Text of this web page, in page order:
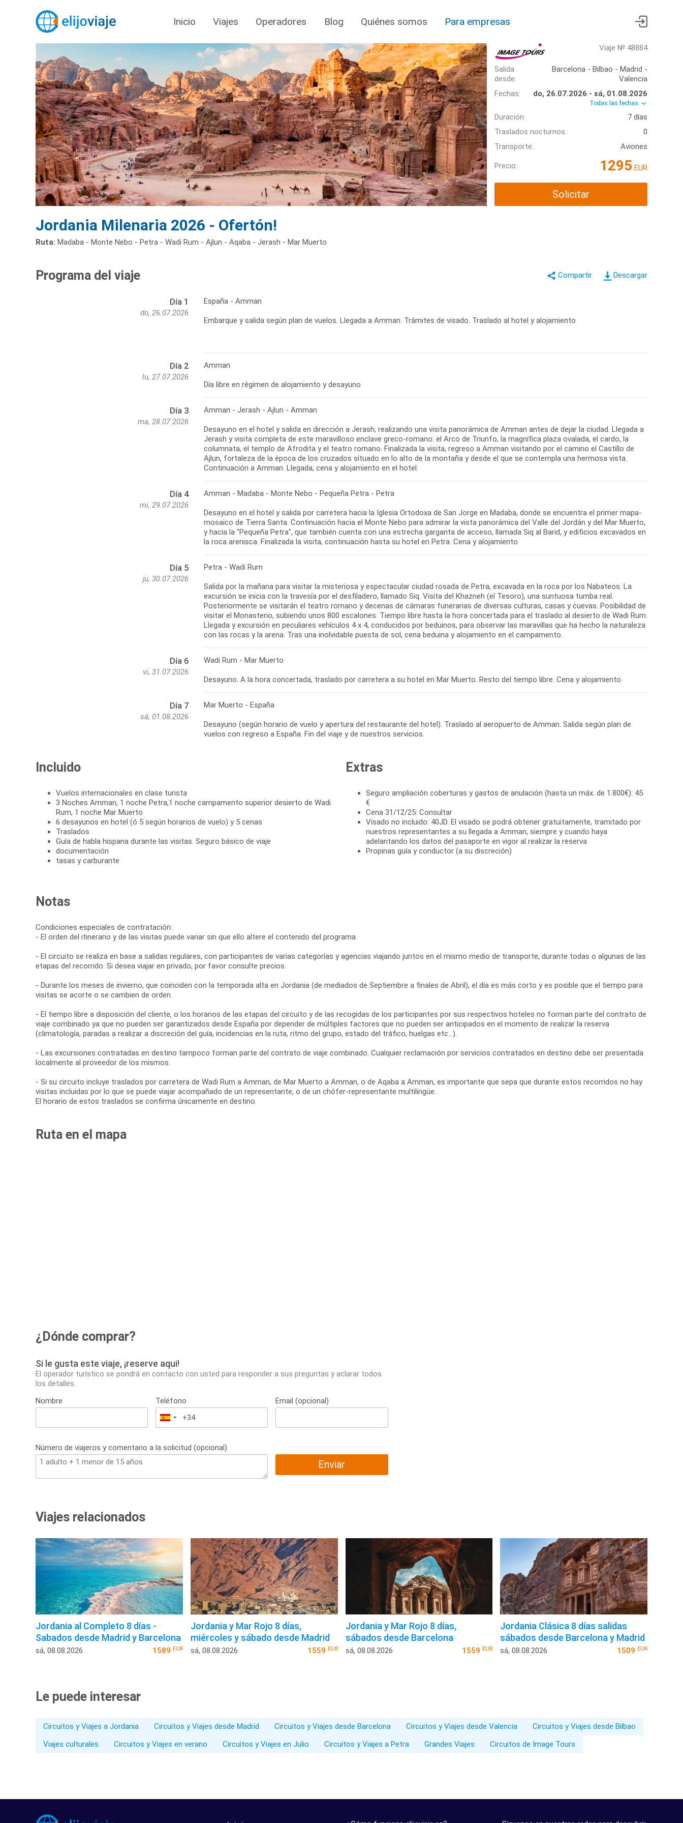
Inicio Viajes Operadores Blog Quiénes somos Para empresas
Viaje № 48884
Salida
desde:
Barcelona - Bilbao - Madrid -
Valencia
Fechas:
do, 26.07.2026 - sá, 01.08.2026
Todas las fechas
Duración:
7 días
Traslados nocturnos:
0
Transporte:
Aviones
Precio: 1295 EUR
Solicitar
Jordania Milenaria 2026 - Ofertón!
Ruta: Madaba - Monte Nebo - Petra - Wadi Rum - Ajlun - Aqaba - Jerash - Mar Muerto
Descargar
Programa del viaje
Día 1
do, 26.07.2026
España - Amman
Embarque y salida según plan de vuelos. Llegada a Amman. Trámites de visado. Traslado al hotel y alojamiento
Día 2
lu, 27.07.2026
Amman
Día libre en régimen de alojamiento y desayuno
Día 3
ma, 28.07.2026
Amman - Jerash - Ajlun - Amman
Desayuno en el hotel y salida en dirección a Jerash, realizando una visita panorámica de Amman antes de dejar la ciudad. Llegada a
Jerash y visita completa de este maravilloso enclave greco-romano: el Arco de Triunfo, la magnífica plaza ovalada, el cardo, la
columnata, el templo de Afrodita y el teatro romano. Finalizada la visita, regreso a Amman visitando por el camino el Castillo de
Ajlun, fortaleza de la época de los cruzados situado en lo alto de la montaña y desde el que se contempla una hermosa vista.
Continuación a Amman. Llegada, cena y alojamiento en el hotel.
Día 4
mi, 29.07.2026
Amman - Madaba - Monte Nebo - Pequeña Petra - Petra
Desayuno en el hotel y salida por carretera hacia la Iglesia Ortodoxa de San Jorge en Madaba, donde se encuentra el primer mapa-
mosaico de Tierra Santa. Continuación hacia el Monte Nebo para admirar la vista panorámica del Valle del Jordán y del Mar Muerto,
y hacia la "Pequeña Petra", que también cuenta con una estrecha garganta de acceso, llamada Siq al Barid, y edificios excavados en
la roca arenisca. Finalizada la visita, continuación hasta su hotel en Petra. Cena y alojamiento
Día 5
ju, 30.07.2026
Petra - Wadi Rum
Salida por la mañana para visitar la misteriosa y espectacular ciudad rosada de Petra, excavada en la roca por los Nabateos. La
excursión se inicia con la travesía por el desfiladero, llamado Siq. Visita del Khazneh (el Tesoro), una suntuosa tumba real.
Posteriormente se visitarán el teatro romano y decenas de cámaras funerarias de diversas culturas, casas y cuevas. Posibilidad de
visitar el Monasterio, subiendo unos 800 escalones. Tiempo libre hasta la hora concertada para el traslado al desierto de Wadi Rum.
Llegada y excursión en peculiares vehículos 4 x 4, conducidos por beduinos, para observar las maravillas que ha hecho la naturaleza
con las rocas y la arena. Tras una inolvidable puesta de sol, cena beduina y alojamiento en el campamento.
Día 6
vi, 31.07.2026
Wadi Rum - Mar Muerto
Desayuno. A la hora concertada, traslado por carretera a su hotel en Mar Muerto. Resto del tiempo libre. Cena y alojamiento
Día 7
sá, 01.08.2026
Mar Muerto - España
Desayuno (según horario de vuelo y apertura del restaurante del hotel). Traslado al aeropuerto de Amman. Salida según plan de
vuelos con regreso a España. Fin del viaje y de nuestros servicios.
Incluido
Vuelos internacionales en clase turista
3 Noches Amman, 1 noche Petra,1 noche campamento superior desierto de Wadi
Rum, 1 noche Mar Muerto
6 desayunos en hotel (ó 5 según horarios de vuelo) y 5 cenas
Traslados
Guía de habla hispana durante las visitas. Seguro básico de viaje
documentación
tasas y carburante
Extras
Seguro ampliación coberturas y gastos de anulación (hasta un máx. de 1.800€): 45
€
Cena 31/12/25: Consultar
Visado no incluido: 40JD. El visado se podrá obtener gratuitamente, tramitado por
nuestros representantes a su llegada a Amman, siempre y cuando haya
adelantando los datos del pasaporte en vigor al realizar la reserva
Propinas guía y conductor (a su discreción)
Notas
Condiciones especiales de contratación:
- El orden del itinerario y de las visitas puede variar sin que ello altere el contenido del programa.
- El circuito se realiza en base a salidas regulares, con participantes de varias categorías y agencias viajando juntos en el mismo medio de transporte, durante todas o algunas de las
etapas del recorrido. Si desea viajar en privado, por favor consulte precios.
- Durante los meses de invierno, que coinciden con la temporada alta en Jordania (de mediados de Septiembre a finales de Abril), el día es más corto y es posible que el tiempo para
visitas se acorte o se cambien de orden.
- El tiempo libre a disposición del cliente, o los horarios de las etapas del circuito y de las recogidas de los participantes por sus respectivos hoteles no forman parte del contrato de
viaje combinado ya que no pueden ser garantizados desde España por depender de múltiples factores que no pueden ser anticipados en el momento de realizar la reserva
(climatología, paradas a realizar a discreción del guía, incidencias en la ruta, ritmo del grupo, estado del tráfico, huelgas etc...).
- Las excursiones contratadas en destino tampoco forman parte del contrato de viaje combinado. Cualquier reclamación por servicios contratados en destino debe ser presentada
localmente al proveedor de los mismos.
- Si su circuito incluye traslados por carretera de Wadi Rum a Amman, de Mar Muerto a Amman, o de Aqaba a Amman, es importante que sepa que durante estos recorridos no hay
visitas incluidas por lo que se puede viajar acompañado de un representante, o de un chófer-representante multilingüe.
El horario de estos traslados se confirma únicamente en destino.
Ruta en el mapa
¿Dónde comprar?
Si le gusta este viaje, ¡reserve aqui!
El operador turístico se pondrá en contacto con usted para responder a sus preguntas y aclarar todos
los detalles.
Nombre
Teléfono
España
+34
Email (opcional)
Número de viajeros y comentario a la solicitud (opcional)
Enviar
Viajes relacionados
Jordania al Completo 8 días -
Sabados desde Madrid y Barcelona
sá, 08.08.2026 1589 EUR
Jordania y Mar Rojo 8 días,
miércoles y sábado desde Madrid
sá, 08.08.2026 1559 EUR
Jordania y Mar Rojo 8 días,
sábados desde Barcelona
sá, 08.08.2026 1559EUR
Jordania Clásica 8 días salidas
sábados desde Barcelona y Madrid
sá, 08.08.2026 1509 EUR
Le puede interesar
Circuitos y Viajes a Jordania Circuitos y Viajes desde Madrid Circuitos y Viajes desde Barcelona Circuitos y Viajes desde Valencia
Circuitos y Viajes desde Bilbao
Viajes culturales
Circuitos y Viajes en verano Circuitos y Viajes en Julio Circuitos y Viajes a Petra Grandes Viajes Circuitos de Image Tours